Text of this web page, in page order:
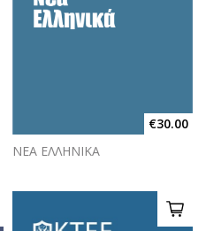
€30.00
ΝΕΑ ΕΛΛΗΝΙΚΑ